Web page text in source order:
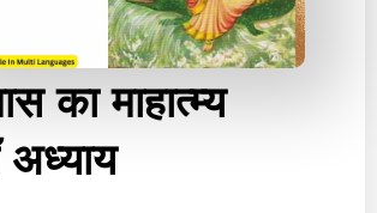
का माहात्म्य
अध्याय